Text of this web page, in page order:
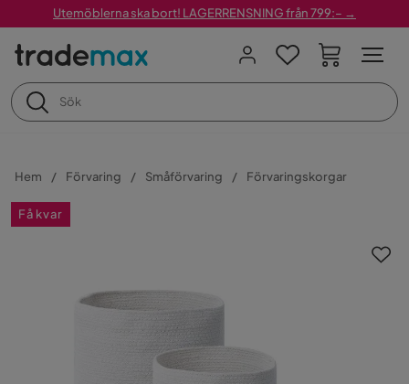
Utemöblerna ska bort! LAGERRENSNING från 799:– →
Hem Förvaring Småförvaring Förvaringskorgar
Få kvar